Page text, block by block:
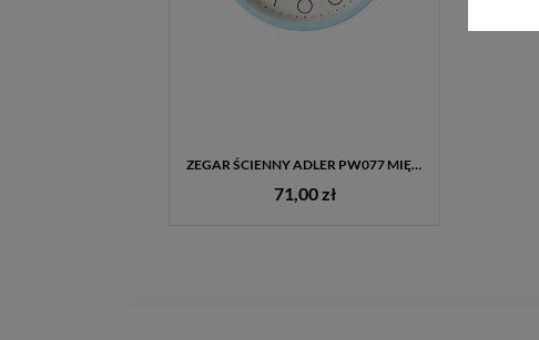
ZEGAR ŚCIENNY ADLER PW077 MIĘTOWY – NOWOCZESNY DESIGN I PRECYZJA CHODU
71,00 zł